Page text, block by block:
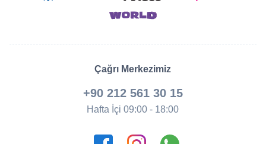
Çağrı Merkezimiz
+90 212 561 30 15
Hafta İçi 09:00 - 18:00